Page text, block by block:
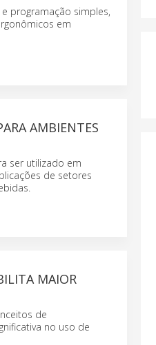
programação simples,
em
AMBIENTES
ser utilizado em
de setores
MAIOR
de
no uso de